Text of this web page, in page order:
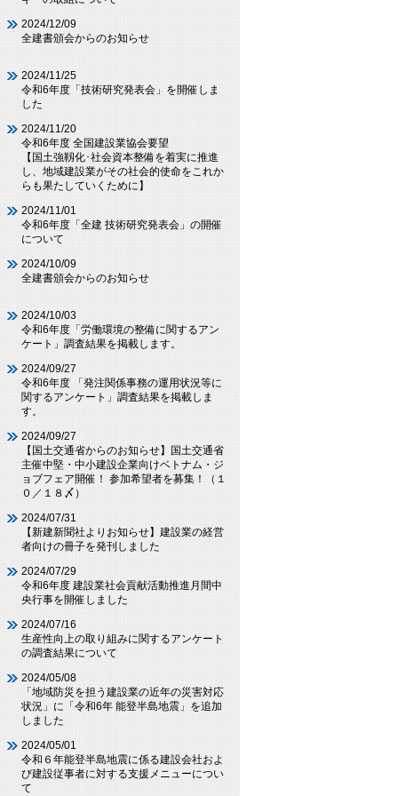
2024/12/09
全建書頒会からのお知らせ
2024/11/25
令和6年度「技術研究発表会」を開催しま
した
2024/11/20
令和6年度 全国建設業協会要望
【国土強靱化･社会資本整備を着実に推進
し、地域建設業がその社会的使命をこれか
らも果たしていくために】
2024/11/01
令和6年度「全建 技術研究発表会」の開催
について
2024/10/09
全建書頒会からのお知らせ
2024/10/03
令和6年度「労働環境の整備に関するアン
ケート」調査結果を掲載します。
2024/09/27
令和6年度 「発注関係事務の運用状況等に
関するアンケート」調査結果を掲載しま
す。
2024/09/27
【国土交通省からのお知らせ】国土交通省
主催中堅・中小建設企業向けベトナム・ジ
ョブフェア開催！ 参加希望者を募集！（１
０／１８〆）
2024/07/31
【新建新聞社よりお知らせ】建設業の経営
者向けの冊子を発刊しました
2024/07/29
令和6年度 建設業社会貢献活動推進月間中
央行事を開催しました
2024/07/16
生産性向上の取り組みに関するアンケート
の調査結果について
2024/05/08
「地域防災を担う建設業の近年の災害対応
状況」に「令和6年 能登半島地震」を追加
しました
2024/05/01
令和６年能登半島地震に係る建設会社およ
び建設従事者に対する支援メニューについ
て